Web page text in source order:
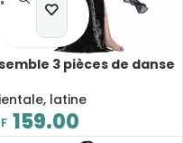
3 pièces de danse
en mousseline
compétition
latine
159.00